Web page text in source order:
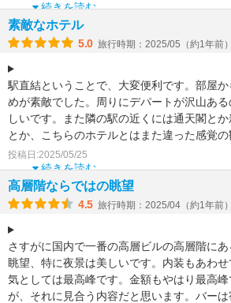
続きを読む
素敵なホテル
5.0 旅行時期：2025/05（約1年前）
駅直結ということで、大変便利です。部屋
めが素敵でした。周りにデパートが沢山ある
しいです。また隣の駅の近くには通天閣とか
とか、こちらのホテルとはまた違った感覚
があって楽しいで
続きを読む
投稿日:2025/05/25
高層階ならではの眺望
4.5 旅行時期：2025/04（約1年前）
さすがに国内で一番の高層ビルの高層階に
眺望、特に夜景は美しいです。内装もあわせ
気としては最高峰です。金額もやはり最高峰
が、それに見合う内容だと思います。バーは